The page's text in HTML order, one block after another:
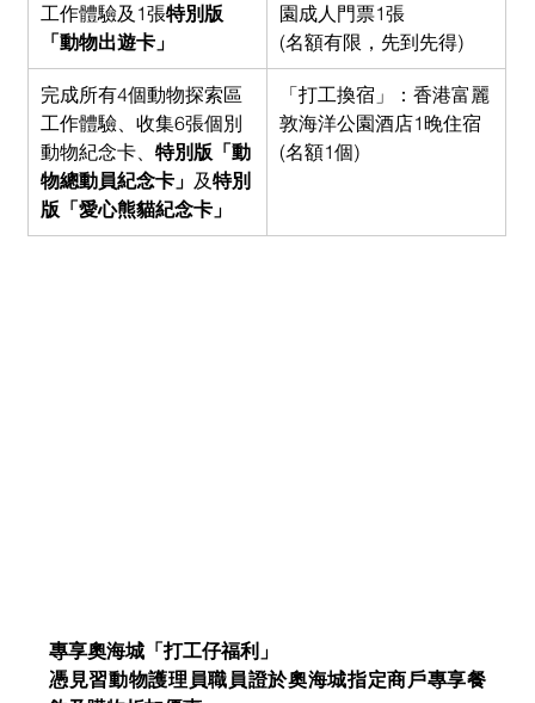
工作體驗及1張特別版
「動物出遊卡」
園成人門票1張
(名額有限，先到先得)
完成所有4個動物探索區
工作體驗、收集6張個別
動物紀念卡、 特別版「動
物總動員紀念卡」 及特別
版「愛心熊貓紀念卡」
「打工換宿」：香港富麗
敦海洋公園酒店1晚住宿
(名額1個)
專享奧海城「打工仔福利」
憑見習動物護理員職員證於奧海城指定商戶專享餐